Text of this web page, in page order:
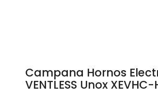
Campana Hornos
VENTLESS Unox XEVHC-